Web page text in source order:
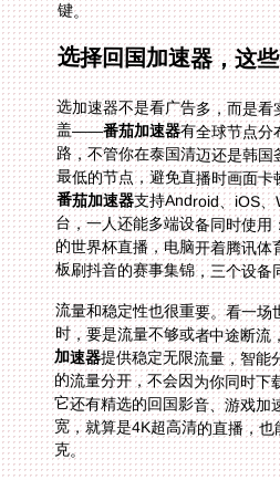
键。
选择回国加速器，这
选加速器不是看广告多，而是
盖——番茄加速器有全球节点分
路，不管你在泰国清
最低的节点，避免直播时画面卡
番茄加速器支持Android、iOS
台，一人还能多端设备同
的世界杯直播，电脑开着
板刷抖音的赛事集锦，三个设备
流量和稳定性也很重要。看一场
时，要是流量不够或者中途断流
加速器提供稳定无限流量，智能
的流量分开，不会因为你同
它还有精选的回国影音、
宽，就算是4K超高清的直
克。